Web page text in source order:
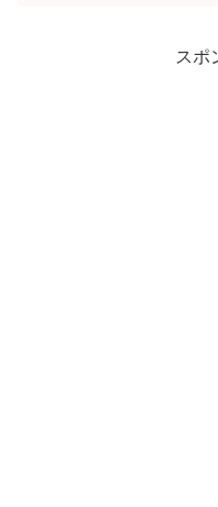
スポ